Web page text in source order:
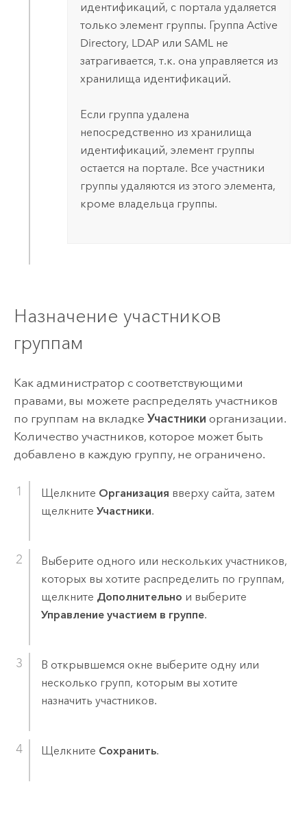
идентификаций, с портала удаляется
только элемент группы. Группа Active
Directory, LDAP или SAMLне
затрагивается, т.к. она управляется из
хранилища идентификаций.
Если группа удалена
непосредственно из хранилища
идентификаций, элемент группы
остается на портале. Все участники
группы удаляются из этого элемента,
кроме владельца группы.
Назначение участников
группам
Как администратор с соответствующими
правами, вы можете распределять участников
по группам на вкладке Участники организации.
Количество участников, которое может быть
добавлено в каждую группу, не ограничено.
Щелкните Организация вверху сайта, затем
щелкните Участники.
Выберите одного или нескольких участников,
которых вы хотите распределить по группам,
щелкните Дополнительно и выберите
Управление участием в группе.
В открывшемся окне выберите одну или
несколько групп, которым вы хотите
назначить участников.
Щелкните Сохранить.